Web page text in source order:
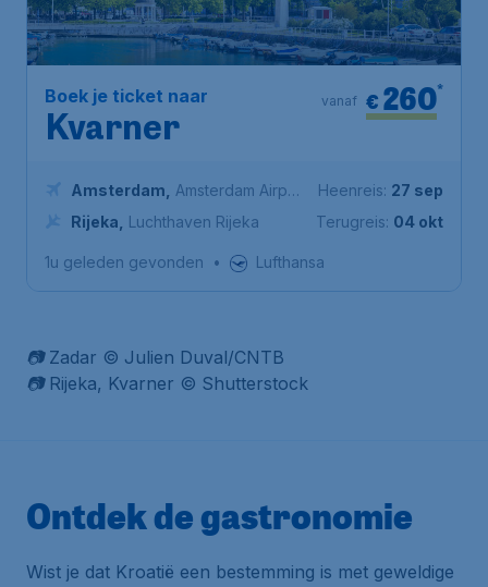
Boek je ticket naar
Kvarner
€ 260*
vanaf
Amsterdam
Amsterdam Airport
Schiphol
Rijeka Luchthaven Rijeka
Heenreis: 27 sep
Terugreis: 04 okt
1u geleden gevonden • Lufthansa
📷 Zadar © Julien Duval/CNTB
📷 Rijeka, Kvarner © Shutterstock
Ontdek de gastronomie
Wist je dat Kroatië een bestemming is met geweldige